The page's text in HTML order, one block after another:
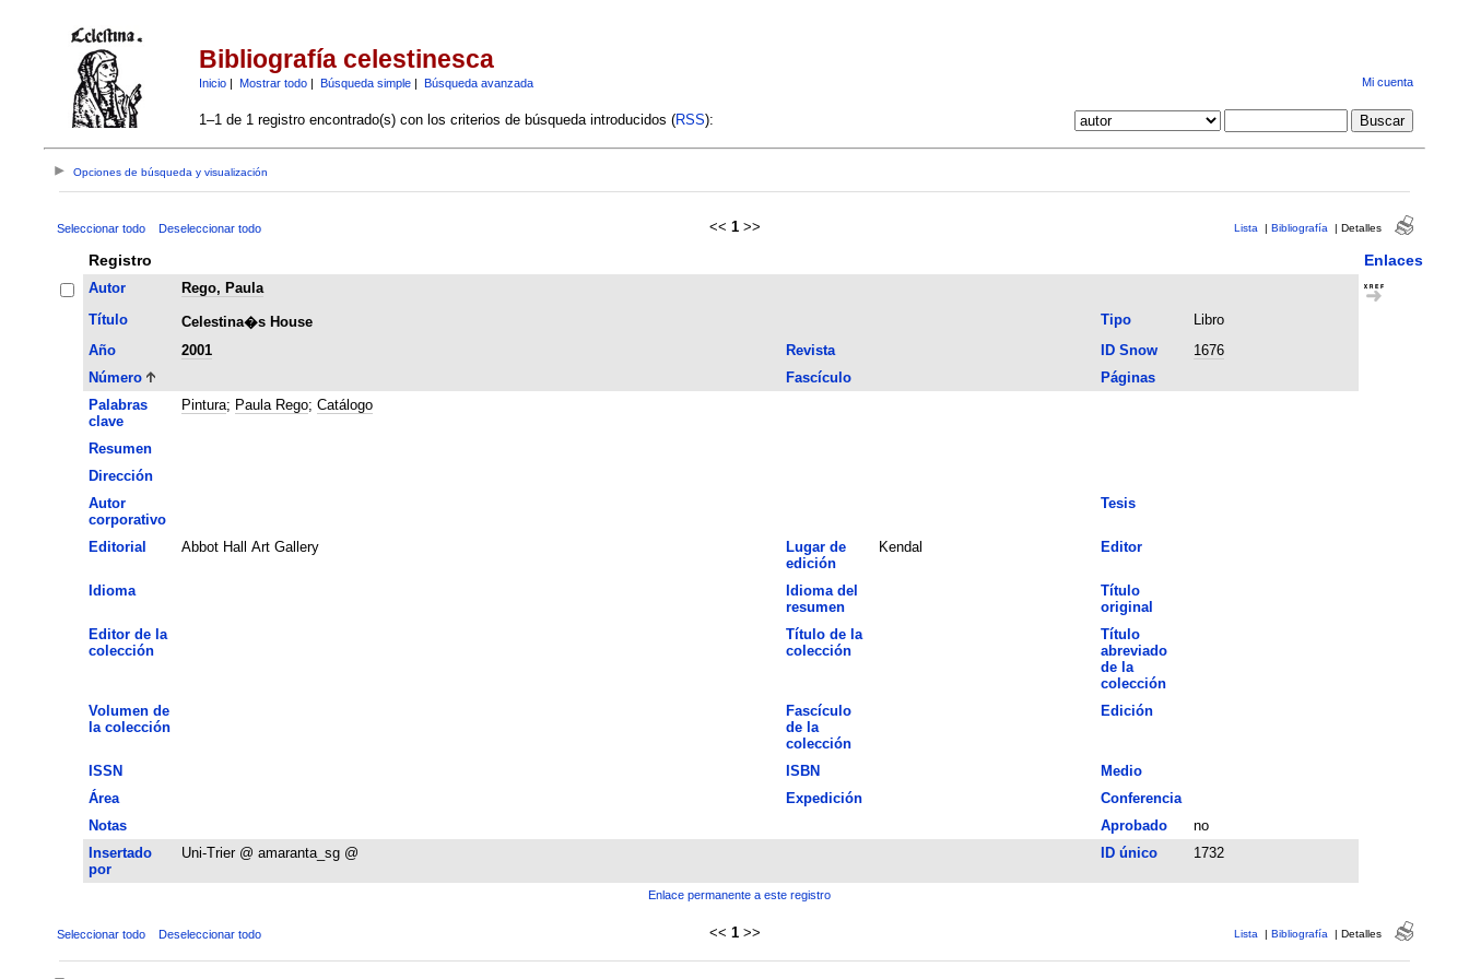
Bibliografía celestinesca
Inicio| Mostrar todo| Búsqueda simple| Búsqueda avanzada Mi cuenta
1–1 de 1 registro encontrado(s) con los criterios de búsqueda introducidos (RSS):
Opciones de búsqueda y visualización
Seleccionar todo Deseleccionar todo << 1 >> Lista | Bibliografía | Detalles
Registro Enlaces
Autor
Rego, Paula
Título
Celestina�s House Tipo
Libro
Año
2001 Revista ID Snow
1676
Número
Fascículo
Páginas
Palabras
clave
Pintura; Paula Rego; Catálogo
Resumen
Dirección
Autor
corporativo
Tesis
Editorial Abbot Hall Art Gallery
Lugar de
edición
Kendal Editor
Idioma
Idioma del
resumen
Título
original
Editor de la
colección
Título de la
colección
Título
abreviado
de la
colección
Volumen de
la colección
Fascículo
de la
colección
Edición
ISSN ISBN
Medio
Área
Expedición
Conferencia
Notas
Aprobado
no
Insertado
por
Uni-Trier @ amaranta_sg @ ID único 1732
Enlace permanente a este registro
Seleccionar todo Deseleccionar todo << 1 >> Lista | Bibliografía | Detalles